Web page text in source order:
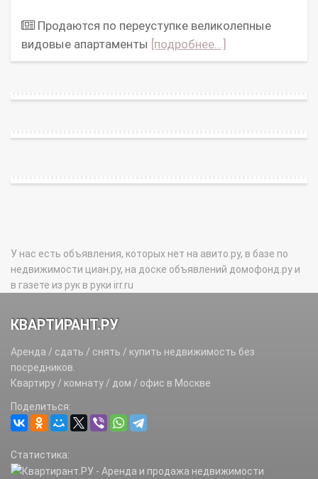
Продаются по переуступке великолепные
видовые апартаменты [подробнее...]
У нас есть объявления, которых нет на авито.ру, в базе по
недвижимости циан.ру, на доске объявлений домофонд.ру и
в газете из рук в руки irr.ru
КВАРТИРАНТ.РУ
Аренда / сдать / снять / купить недвижимость без
посредников.
Квартиру / комнату / дом / офис в Москве
Поделиться:
Статистика: